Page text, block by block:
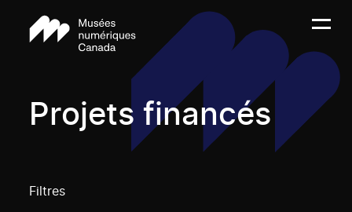
Projets financés
Filtres